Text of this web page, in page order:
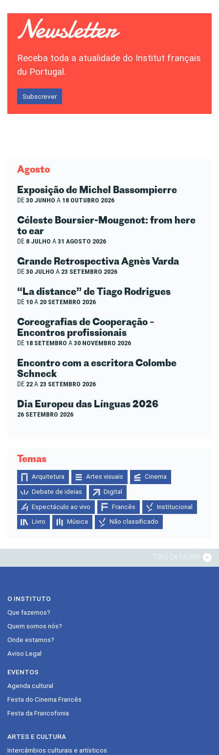
Receba toda a atualidade do Institut français
du Portugal.
Subscrever
Agosto
Exposição de Michel Bassompierre
DE30 JUNHO A 18 OUTUBRO 2026
Céleste Boursier-Mougenot: from here
to ear
DE 8 JULHO A31 AGOSTO 2026
Grande Retrospectiva Agnès Varda
DE30 JULHO A 23 SETEMBRO 2026
“La distance” de Tiago Rodrigues
DE 10A 20 SETEMBRO 2026
Coreografias de Cooperação –
Encontros profissionais
DE 18 SETEMBRO A30 NOVEMBRO 2026
Encontro com a escritora Colombe
Schneck
DE 22A 23 SETEMBRO 2026
Dia Europeu das Línguas 2026
26 SETEMBRO 2026
Temas
Arquitetura Artes visuais Cinema
Debate de ideias Digital
Espectáculo ao vivo Francês Institucional
Livro Música Não classificado
TOPO DA PÁGINA
O INSTITUTO
Que fazemos?
Quem somos nós?
Onde estamos?
Aviso Legal
EVENTOS
Agenda cultural
Festa do Cinema Francês
Festa da Francofonia
ARTES E CULTURA
Intercâmbios culturais e artísticos